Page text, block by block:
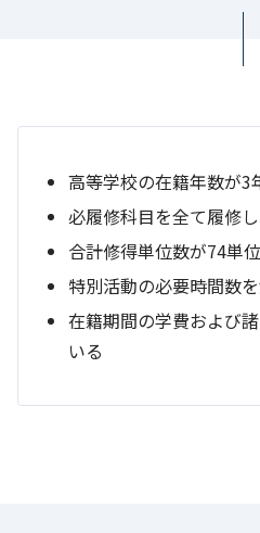
高等学校の在籍年数が3
必履修科目を全て履修
合計修得単位数が74単
特別活動の必要時間数
在籍期間の学費および
いる